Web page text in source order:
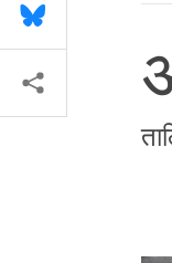
Share this via
More sharing